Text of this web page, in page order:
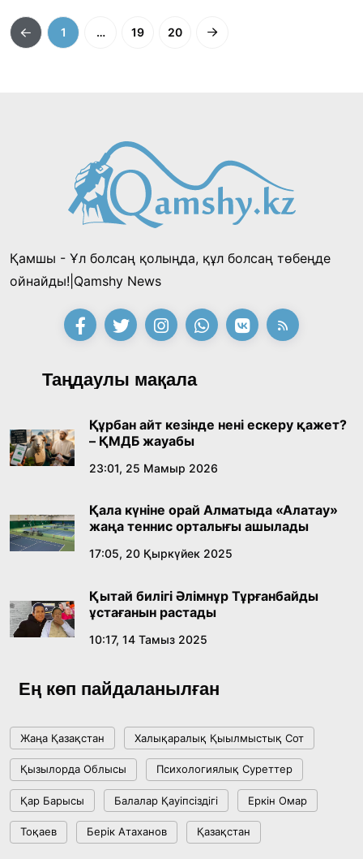
1 … 19 20
Қамшы - Ұл болсаң қолыңда, құл болсаң төбеңде
ойнайды!|Qamshy News
Таңдаулы мақала
Құрбан айт кезінде нені ескеру қажет?
– ҚМДБ жауабы
23:01, 25 Мамыр 2026
Қала күніне орай Алматыда «Алатау»
жаңа теннис орталығы ашылады
17:05, 20 Қыркүйек 2025
Қытай билігі Әлімнұр Тұрғанбайды
ұстағанын растады
10:17, 14 Тамыз 2025
Ең көп пайдаланылған
Жаңа Қазақстан Халықаралық Қыылмыстық Сот
Қызылорда Облысы Психологиялық Суреттер
Қар Барысы Балалар Қауіпсіздігі Еркін Омар
Тоқаев Берік Атаханов Қазақстан